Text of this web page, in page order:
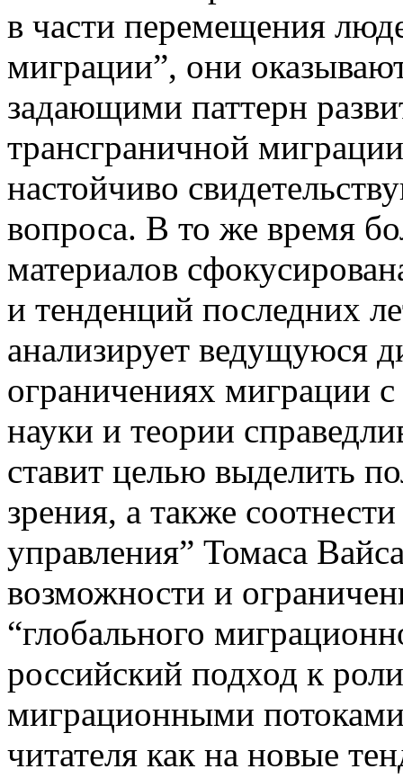
в части перемещения
миграции”, они
задающими паттерн
трансграничной
настойчиво
вопроса. В то же время
материалов
и тенденций последних
анализирует ведущуюся
ограничениях миграции
науки и теории
ставит целью выделить
зрения, а также
управления” Томаса
возможности и
“глобального
российский подход к
миграционными
читателя как на новые